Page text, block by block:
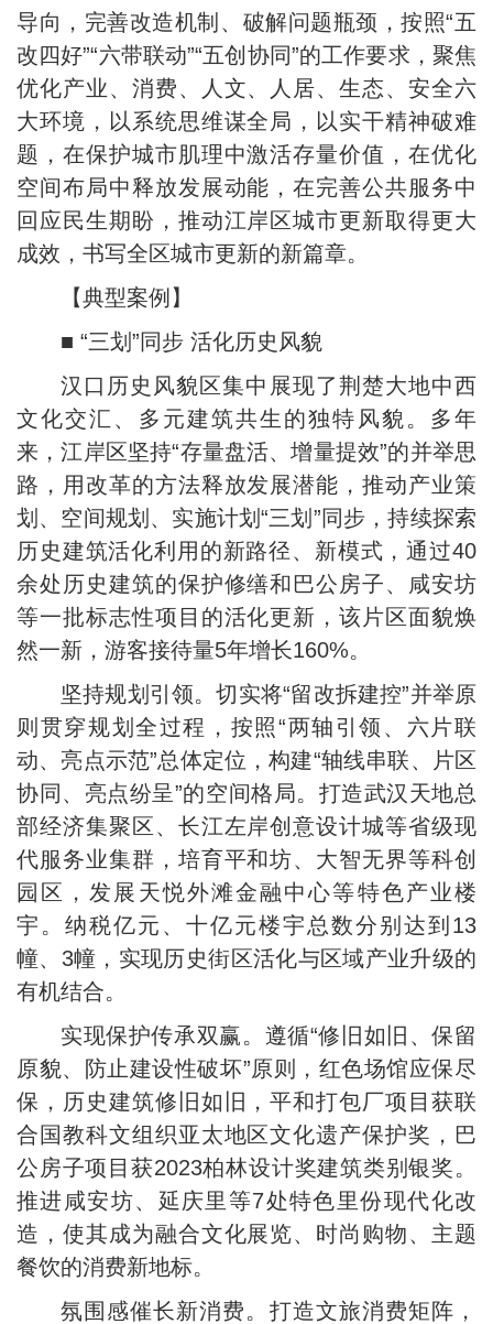
导向，完善改造机制、破解问题瓶颈，按照“五
改四好”“六带联动”“五创协同”的工作要求，聚焦
优化产业、消费、人文、人居、生态、安全六
大环境，以系统思维谋全局，以实干精神破难
题，在保护城市肌理中激活存量价值，在优化
空间布局中释放发展动能，在完善公共服务中
回应民生期盼，推动江岸区城市更新取得更大
成效，书写全区城市更新的新篇章。
【典型案例】
■ “三划”同步 活化历史风貌
汉口历史风貌区集中展现了荆楚大地中西
文化交汇、多元建筑共生的独特风貌。多年
来，江岸区坚持“存量盘活、增量提效”的并举思
路，用改革的方法释放发展潜能，推动产业策
划、空间规划、实施计划“三划”同步，持续探索
历史建筑活化利用的新路径、新模式，通过40
余处历史建筑的保护修缮和巴公房子、咸安坊
等一批标志性项目的活化更新，该片区面貌焕
然一新，游客接待量5年增长160%。
坚持规划引领。切实将“留改拆建控”并举原
则贯穿规划全过程，按照“两轴引领、六片联
动、亮点示范”总体定位，构建“轴线串联、片区
协同、亮点纷呈”的空间格局。打造武汉天地总
部经济集聚区、长江左岸创意设计城等省级现
代服务业集群，培育平和坊、大智无界等科创
园区，发展天悦外滩金融中心等特色产业楼
宇。纳税亿元、十亿元楼宇总数分别达到13
幢、3幢，实现历史街区活化与区域产业升级的
有机结合。
实现保护传承双赢。遵循“修旧如旧、保留
原貌、防止建设性破坏”原则，红色场馆应保尽
保，历史建筑修旧如旧，平和打包厂项目获联
合国教科文组织亚太地区文化遗产保护奖，巴
公房子项目获2023柏林设计奖建筑类别银奖。
推进咸安坊、延庆里等7处特色里份现代化改
造，使其成为融合文化展览、时尚购物、主题
餐饮的消费新地标。
氛围感催长新消费。打造文旅消费矩阵，